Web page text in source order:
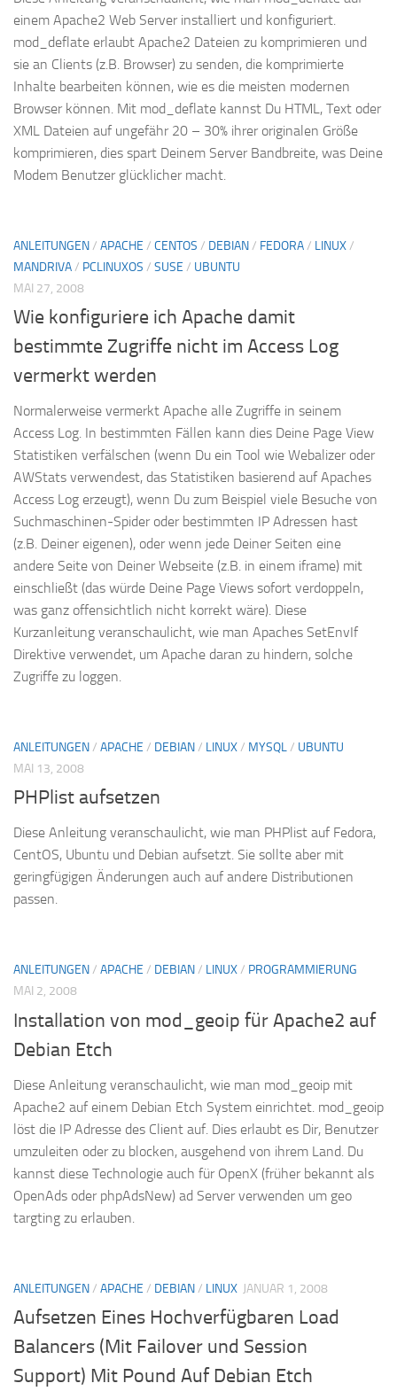
einem Apache2 Web Server installiert und konfiguriert.
mod_deflate erlaubt Apache2 Dateien zu komprimieren und
sie an Clients (z.B. Browser) zu senden, die komprimierte
Inhalte bearbeiten können, wie es die meisten modernen
Browser können. Mit mod_deflate kannst Du HTML, Text oder
XML Dateien auf ungefähr 20 – 30% ihrer originalen Größe
komprimieren, dies spart Deinem Server Bandbreite, was Deine
Modem Benutzer glücklicher macht.
ANLEITUNGEN/ APACHE / CENTOS / DEBIAN/ FEDORA/ LINUX/
MANDRIVA/ PCLINUXOS / SUSE / UBUNTU
MAI 27, 2008
Wie konfiguriere ich Apache damit
bestimmte Zugriffe nicht im Access Log
vermerkt werden
Normalerweise vermerkt Apache alle Zugriffe in seinem
Access Log. In bestimmten Fällen kann dies Deine Page View
Statistiken verfälschen (wenn Du ein Tool wie Webalizer oder
AWStats verwendest, das Statistiken basierend auf Apaches
Access Log erzeugt), wenn Du zum Beispiel viele Besuche von
Suchmaschinen-Spider oder bestimmten IP Adressen hast
(z.B. Deiner eigenen), oder wenn jede Deiner Seiten eine
andere Seite von Deiner Webseite (z.B. in einem iframe) mit
einschließt (das würde Deine Page Views sofort verdoppeln,
was ganz offensichtlich nicht korrekt wäre). Diese
Kurzanleitung veranschaulicht, wie man Apaches SetEnvIf
Direktive verwendet, um Apache daran zu hindern, solche
Zugriffe zu loggen.
ANLEITUNGEN/ APACHE / DEBIAN/ LINUX/ MYSQL/ UBUNTU
MAI 13, 2008
PHPlist aufsetzen
Diese Anleitung veranschaulicht, wie man PHPlist auf Fedora,
CentOS, Ubuntu und Debian aufsetzt. Sie sollte aber mit
geringfügigen Änderungen auch auf andere Distributionen
passen.
ANLEITUNGEN/ APACHE / DEBIAN/ LINUX/ PROGRAMMIERUNG
MAI 2, 2008
Installation von mod_geoip für Apache2 auf
Debian Etch
Diese Anleitung veranschaulicht, wie man mod_geoip mit
Apache2 auf einem Debian Etch System einrichtet. mod_geoip
löst die IP Adresse des Client auf. Dies erlaubt es Dir, Benutzer
umzuleiten oder zu blocken, ausgehend von ihrem Land. Du
kannst diese Technologie auch für OpenX (früher bekannt als
OpenAds oder phpAdsNew) ad Server verwenden um geo
targting zu erlauben.
ANLEITUNGEN/ APACHE / DEBIAN/ LINUX JANUAR 1, 2008
Aufsetzen Eines Hochverfügbaren Load
Balancers (Mit Failover und Session
Support) Mit Pound Auf Debian Etch